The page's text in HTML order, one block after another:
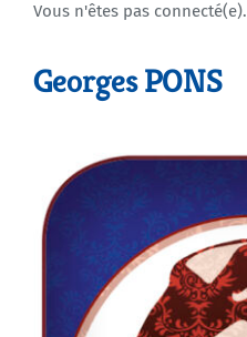
Agenda
Vous n'êtes pas connecté(e).
Georges PONS